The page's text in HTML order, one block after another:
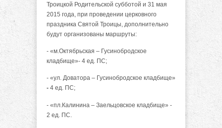
Троицкой Родительской субботой и 31 мая
2015 года, при проведении церковного
праздника Святой Троицы, дополнительно
будут организованы маршруты:
- «м.Октябрьская – Гусинобродское
кладбище»- 4 ед. ПС;
- «ул. Доватора – Гусинобродское кладбище»
- 4 ед. ПС;
- «пл.Калинина – Заельцовское кладбище» -
2 ед. ПС.